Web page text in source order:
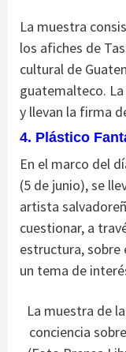
La muestra
los afiches de
cultural de
guatemalteco.
y llevan la firma
4. Plástico
En el marco del
(5 de junio), se
artista
cuestionar, a
estructura, sobre
un tema de
La muestra de
conciencia